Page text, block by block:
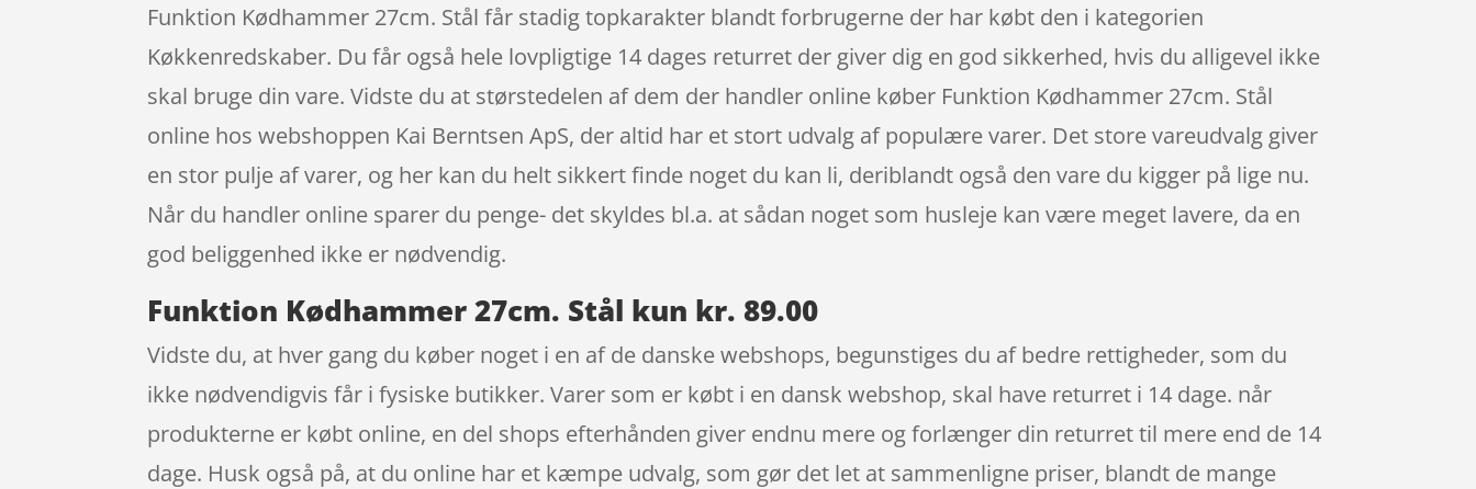
Funktion Kødhammer 27cm. Stål får stadig topkarakter blandt forbrugerne der har købt den i kategorien
Køkkenredskaber. Du får også hele lovpligtige 14 dages returret der giver dig en god sikkerhed, hvis du alligevel ikke
skal bruge din vare. Vidste du at størstedelen af dem der handler online køber Funktion Kødhammer 27cm. Stål
online hos webshoppen Kai Berntsen ApS, der altid har et stort udvalg af populære varer. Det store vareudvalg giver
en stor pulje af varer, og her kan du helt sikkert finde noget du kan li, deriblandt også den vare du kigger på lige nu.
Når du handler online sparer du penge- det skyldes bl.a. at sådan noget som husleje kan være meget lavere, da en
god beliggenhed ikke er nødvendig.
Funktion Kødhammer 27cm. Stål kun kr. 89.00
Vidste du, at hver gang du køber noget i en af de danske webshops, begunstiges du af bedre rettigheder, som du
ikke nødvendigvis får i fysiske butikker. Varer som er købt i en dansk webshop, skal have returret i 14 dage. når
produkterne er købt online, en del shops efterhånden giver endnu mere og forlænger din returret til mere end de 14
dage. Husk også på, at du online har et kæmpe udvalg, som gør det let at sammenligne priser, blandt de mange